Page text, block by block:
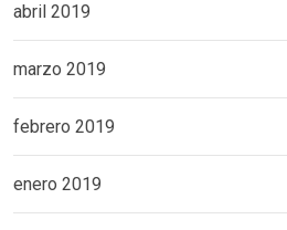
abril 2019
marzo 2019
febrero 2019
enero 2019